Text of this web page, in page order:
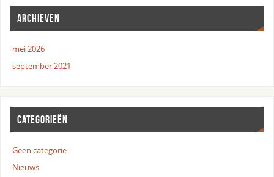
ARCHIEVEN
mei 2026
september 2021
CATEGORIEËN
Geen categorie
Nieuws